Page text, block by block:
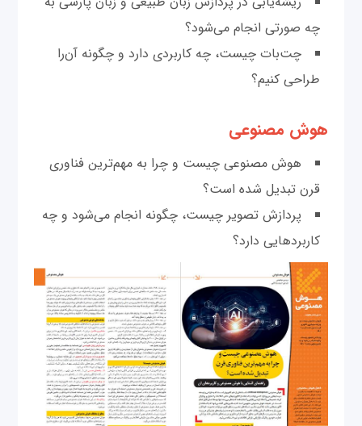
چه صورتی انجام می‌شود؟
چت‌بات چیست، چه کاربردی دارد و چگونه آن‌را
طراحی کنیم؟
هوش مصنوعی
هوش مصنوعی چیست و چرا به مهم‌ترین فناوری
قرن تبدیل شده است؟
پردازش تصویر چیست، چگونه انجام می‌شود و چه
کاربردهایی دارد؟